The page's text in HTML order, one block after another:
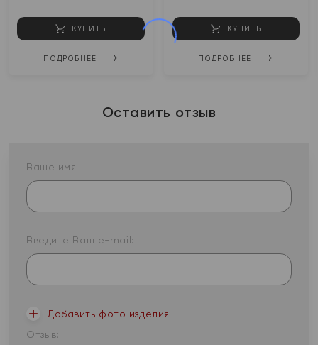
КУПИТЬ
ПОДРОБНЕЕ
КУПИТЬ
ПОДРОБНЕЕ
Оставить отзыв
Ваше имя:
Введите Ваш e-mail:
Добавить фото изделия
Отзыв: